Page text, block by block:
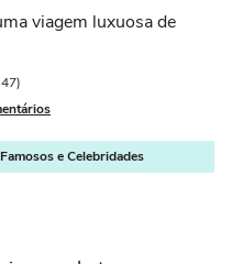
viagem luxuosa de
e Celebridades